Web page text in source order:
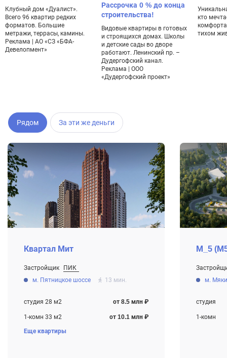
Клубный дом «Дуалист».
Всего 96 квартир редких
форматов. Большие
метражи, террасы, камины.
Реклама | АО «СЗ «БФА-
Девелопмент»
Рассрочка 0 % до конца
строительства!
Видовые квартиры в готовых
и строящихся домах. Школы
и детские сады во дворе
работают. Ленинский пр. –
Дудергофский канал.
Реклама | ООО
«Дудергофский проект»
кто
тихом
Рядом За эти же деньги
Квартал Мит
Застройщик
ПИК
Котлован
м. Пятницкое шоссе 13 мин.
студия 28 м2 от 8.5 млн ₽
1-комн 33 м2 от 10.1 млн ₽
2-комн 47 м2
Еще квартиры
М_5
м.
студия
1-комн